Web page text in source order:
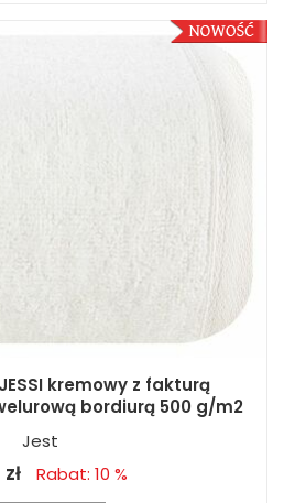
kremowy z fakturą
bordiurą 500 g/m2
Jest
Rabat: 10 %